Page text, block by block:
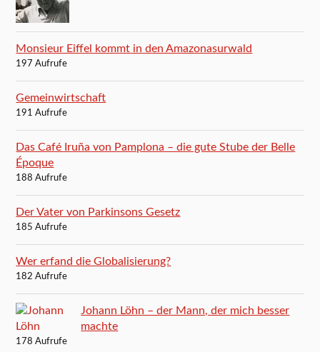
Monsieur Eiffel kommt in den Amazonasurwald
197 Aufrufe
Gemeinwirtschaft
191 Aufrufe
Das Café Iruña von Pamplona – die gute Stube der Belle
Époque
188 Aufrufe
Der Vater von Parkinsons Gesetz
185 Aufrufe
Wer erfand die Globalisierung?
182 Aufrufe
Johann Löhn – der Mann, der mich besser
machte
178 Aufrufe